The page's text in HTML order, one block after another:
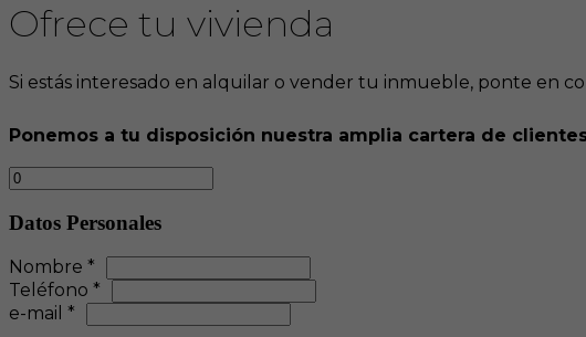
Ofrece tu vivienda
Si estás interesado en alquilar o vender tu inmueble, ponte en
Ponemos a tu disposición nuestra amplia cartera de
Datos Personales
Nombre *
Teléfono *
e-mail *